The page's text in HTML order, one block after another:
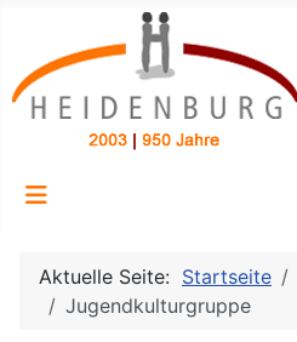
Aktuelle Seite: Startseite
Jugendkulturgruppe